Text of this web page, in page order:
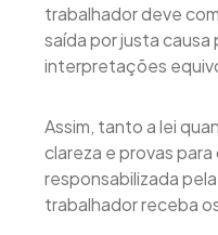
trabalhador deve
saída por justa
interpretações
Assim, tanto a lei
clareza e provas
responsabilizada
trabalhador receba